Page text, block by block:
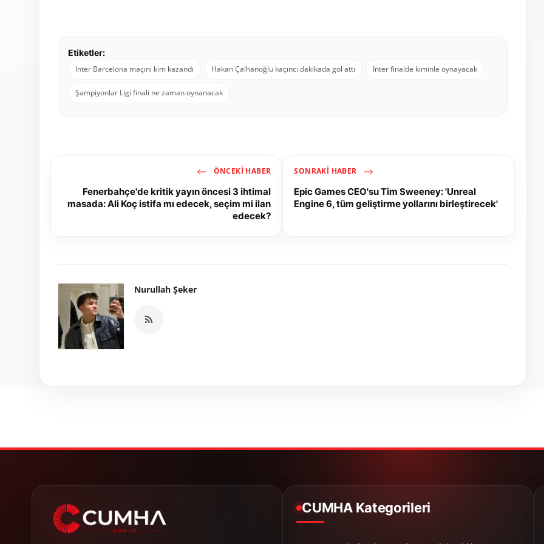
Etiketler:
Inter Barcelona maçını kim kazandı
Hakan Çalhanoğlu kaçıncı dakikada gol attı Inter finalde kiminle oynayacak
Şampiyonlar Ligi finali ne zaman oynanacak
ÖNCEKI HABER
Fenerbahçe'de kritik yayın öncesi 3 ihtimal
masada: Ali Koç istifa mı edecek, seçim mi ilan
edecek?
SONRAKI HABER
Epic Games CEO'su Tim Sweeney: 'Unreal
Engine 6, tüm geliştirme yollarını birleştirecek'
Nurullah Şeker
CUMHA Kategorileri